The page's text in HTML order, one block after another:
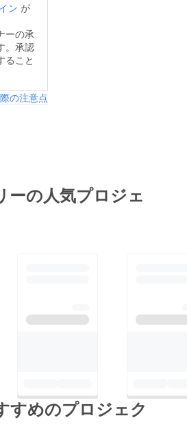
ン が
ーの承
。承認
ること
の注意点
ーの人気プロジェ
すめのプロジェク